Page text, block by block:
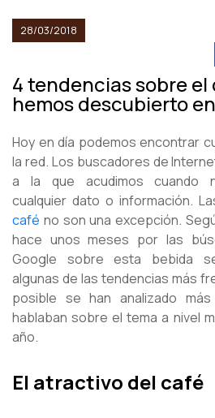
28/03/2018
4 tendencias sobre el
hemos descubierto
Hoy en día podemos encontrar
la red. Los buscadores de
a la que acudimos cuando
cualquier dato o información.
café no son una excepción.
hace unos meses por las
Google sobre esta bebida
algunas de las tendencias más
posible se han analizado
hablaban sobre el tema a nivel
año.
El atractivo del café